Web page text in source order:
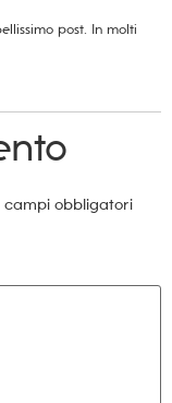
post. In molti
campi obbligatori